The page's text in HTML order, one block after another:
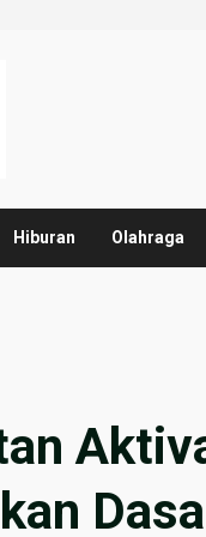
Hiburan Olahraga